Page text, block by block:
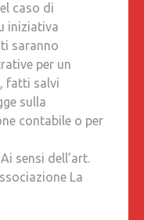
caso di
iniziativa
saranno
per un
fatti salvi
sulla
contabile o per
Ai sensi dell’art.
La